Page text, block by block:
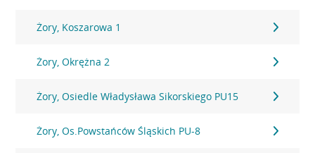
Żory, Koszarowa 1
Żory, Okrężna 2
Żory, Osiedle Władysława Sikorskiego PU15
Żory, Os.Powstańców Śląskich PU-8